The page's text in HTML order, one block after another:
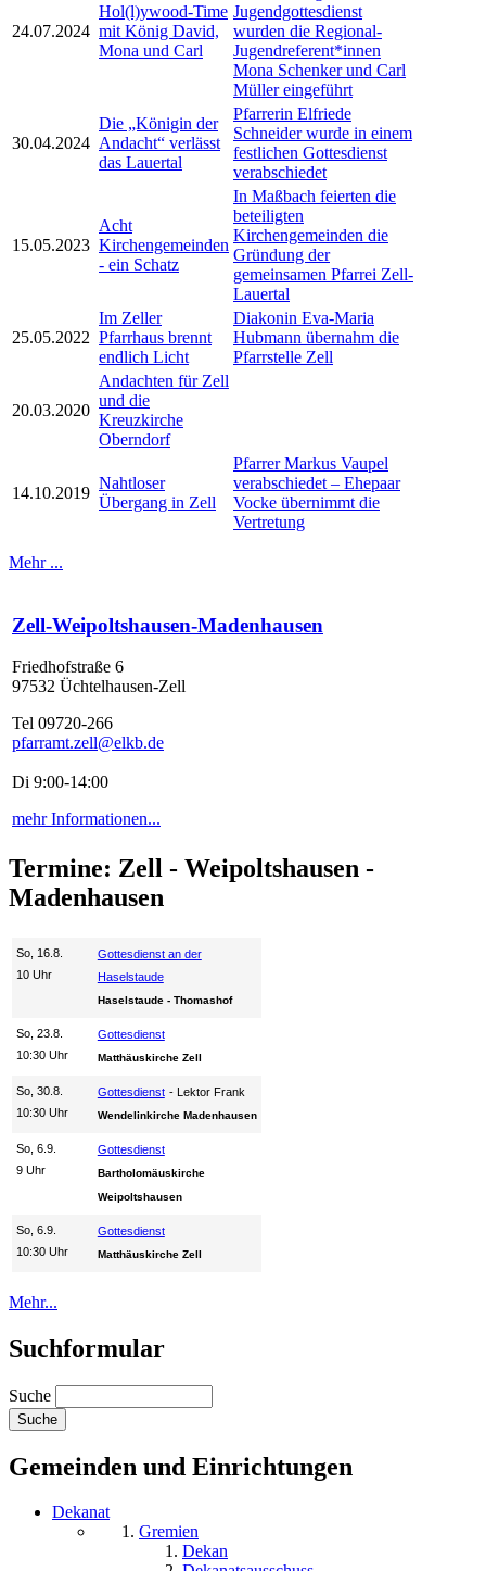
24.07.2024
Hol(l)ywood-Time
mit König David,
Mona und Carl
Jugendgottesdienst
wurden die Regional-
Jugendreferent*innen
Mona Schenker und Carl
Müller eingeführt
30.04.2024
Die „Königin der
Andacht“ verlässt
das Lauertal
Pfarrerin Elfriede
Schneider wurde in einem
festlichen Gottesdienst
verabschiedet
15.05.2023
Acht
Kirchengemeinden
- ein Schatz
In Maßbach feierten die
beteiligten
Kirchengemeinden die
Gründung der
gemeinsamen Pfarrei Zell-
Lauertal
25.05.2022
Im Zeller
Pfarrhaus brennt
endlich Licht
Diakonin Eva-Maria
Hubmann übernahm die
Pfarrstelle Zell
20.03.2020
Andachten für Zell
und die
Kreuzkirche
Oberndorf
14.10.2019
Nahtloser
Übergang in Zell
Pfarrer Markus Vaupel
verabschiedet – Ehepaar
Vocke übernimmt die
Vertretung
Mehr ...
Zell-Weipoltshausen-Madenhausen
Friedhofstraße 6
97532 Üchtelhausen-Zell
Tel 09720-266
pfarramt.zell@elkb.de
Di 9:00-14:00
mehr Informationen...
Termine: Zell - Weipoltshausen -
Madenhausen
So, 16.8.
10 Uhr
Gottesdienst an der
Haselstaude
Haselstaude - Thomashof
So, 23.8.
10:30 Uhr
Gottesdienst
Matthäuskirche Zell
So, 30.8.
10:30 Uhr
Gottesdienst Lektor Frank
Wendelinkirche Madenhausen
So, 6.9.
9 Uhr
Gottesdienst
Bartholomäuskirche
Weipoltshausen
So, 6.9.
10:30 Uhr
Gottesdienst
Matthäuskirche Zell
Mehr...
Suchformular
Suche
Gemeinden und Einrichtungen
Dekanat
Gremien
Dekan